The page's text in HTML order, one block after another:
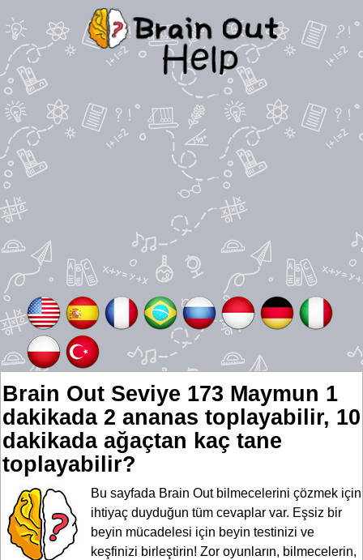
Brain Out Seviye 173 Maymun 1
dakikada 2 ananas toplayabilir, 10
dakikada ağaçtan kaç tane
toplayabilir?
Bu sayfada Brain Out bilmecelerini çözmek için
ihtiyaç duyduğun tüm cevaplar var. Eşsiz bir
beyin mücadelesi için beyin testinizi ve
keşfinizi birleştirin! Zor oyunların, bilmecelerin,